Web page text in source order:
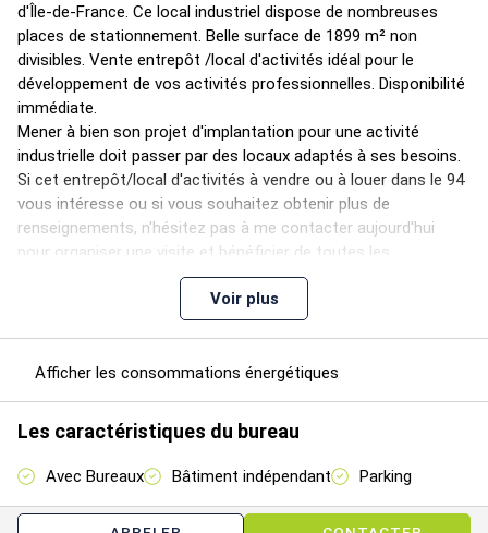
d'Île-de-France. Ce local industriel dispose de nombreuses
places de stationnement. Belle surface de 1899 m² non
divisibles. Vente entrepôt /local d'activités idéal pour le
développement de vos activités professionnelles. Disponibilité
immédiate.
Mener à bien son projet d'implantation pour une activité
industrielle doit passer par des locaux adaptés à ses besoins.
Si cet entrepôt/local d'activités à vendre ou à louer dans le 94
vous intéresse ou si vous souhaitez obtenir plus de
renseignements, n'hésitez pas à me contacter aujourd'hui
pour organiser une visite et bénéficier de toutes les
informations nécessaires pour votreprojet immobilier.
En tant qu'expert en immobilier industriel, je suis à votre
vente ou à la location, adapté à vos activités professionnelles
industriel, de stockage ou bien un local d'activités.
Étage Type Surfaces Dispo Prix(m²) Charges
Voir plus
Afficher les consommations énergétiques
Les caractéristiques du bureau
Avec Bureaux Bâtiment indépendant Parking